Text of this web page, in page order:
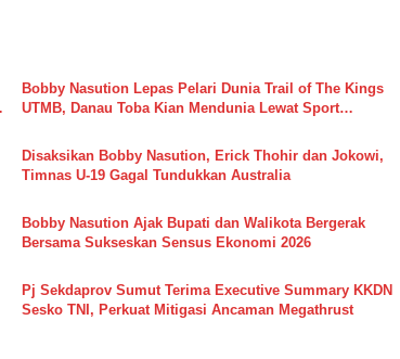
Bobby Nasution Lepas Pelari Dunia Trail of The Kings
UTMB, Danau Toba Kian Mendunia Lewat Sport
Disaksikan Bobby Nasution, Erick Thohir dan Jokowi,
Timnas U-19 Gagal Tundukkan Australia
Bobby Nasution Ajak Bupati dan Walikota Bergerak
Bersama Sukseskan Sensus Ekonomi 2026
Pj Sekdaprov Sumut Terima Executive Summary KKDN
Sesko TNI, Perkuat Mitigasi Ancaman Megathrust